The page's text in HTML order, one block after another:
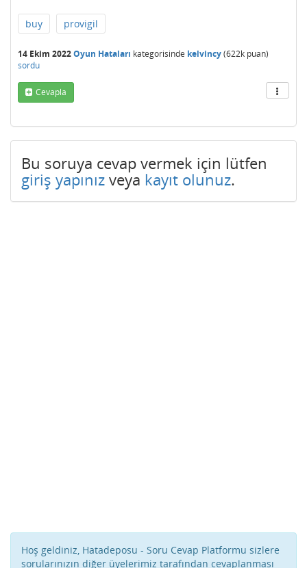
buy provigil
14 Ekim 2022Oyun Hataları kategorisinde kelvincy(622k puan)
sordu
Cevapla
Bu soruya cevap vermek için lütfen
giriş yapınız veya kayıt olunuz.
Hoş geldiniz, Hatadeposu - Soru Cevap Platformu sizlere
sorularınızın diğer üyelerimiz tarafından cevaplanması